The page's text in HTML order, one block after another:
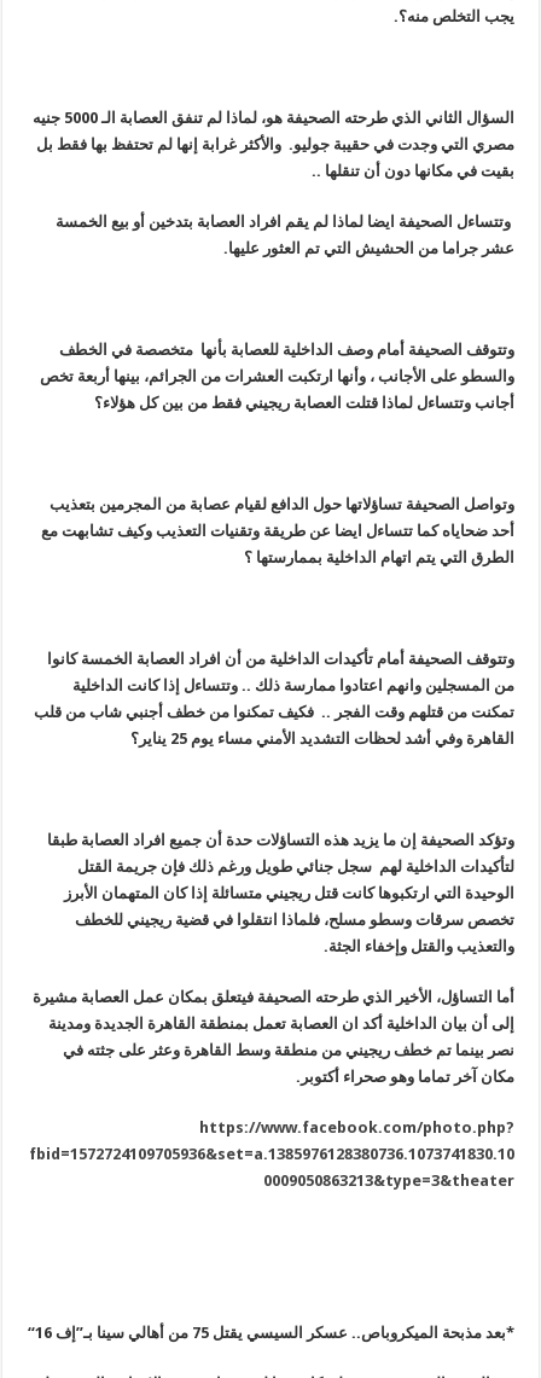
يجب التخلص منه؟.
السؤال الثاني الذي طرحته الصحيفة هو، لماذا لم تنفق العصابة الـ 5000 جنيه
مصري التي وجدت في حقيبة جوليو.والأكثر غرابة إنها لم تحتفظ بها فقط بل
بقيت في مكانها دون أن تنقلها ..
وتتساءل الصحيفة ايضا لماذا لم يقم افراد العصابة بتدخين أو بيع الخمسة
عشر جراما من الحشيش التي تم العثور عليها.
وتتوقف الصحيفة أمام وصف الداخلية للعصابة بأنها متخصصة في الخطف
والسطو على الأجانب ، وأنها ارتكبت العشرات من الجرائم، بينها أربعة تخص
أجانب وتتساءل لماذا قتلت العصابة ريجيني فقط من بين كل هؤلاء؟
وتواصل الصحيفة تساؤلاتها حول الدافع لقيام عصابة من المجرمين بتعذيب
أحد ضحاياه كما تتساءل ايضا عن طريقة وتقنيات التعذيب وكيف تشابهت مع
الطرق التي يتم اتهام الداخلية بممارستها ؟
وتتوقف الصحيفة أمام تأكيدات الداخلية من أن افراد العصابة الخمسة كانوا
من المسجلين وانهم اعتادوا ممارسة ذلك ..وتتساءل إذا كانت الداخلية
تمكنت من قتلهم وقت الفجر .. فكيف تمكنوا من خطف أجنبي شاب من قلب
القاهرة وفي أشد لحظات التشديد الأمني مساء يوم 25 يناير؟
وتؤكد الصحيفة إن ما يزيد هذه التساؤلات حدة أن جميع افراد العصابة طبقا
لتأكيدات الداخلية لهم سجل جنائي طويل ورغم ذلك فإن جريمة القتل
الوحيدة التي ارتكبوها كانت قتل ريجيني متسائلة إذا كان المتهمان الأبرز
تخصص سرقات وسطو مسلح، فلماذا انتقلوا في قضية ريجيني للخطف
والتعذيب والقتل وإخفاء الجثة.
أما التساؤل، الأخير الذي طرحته الصحيفة فيتعلق بمكان عمل العصابة مشيرة
إلى أن بيان الداخلية أكد ان العصابة تعمل بمنطقة القاهرة الجديدة ومدينة
نصر بينما تم خطف ريجيني من منطقة وسط القاهرة وعثر على جثته في
مكان آخر تماما وهو صحراء أكتوبر.
https://www.facebook.com/photo.php?
fbid=1572724109705936&set=a.1385976128380736.1073741830.10
0009050863213&type=3&theater
*بعد مذبحة الميكروباص.. عسكر السيسي يقتل 75 من أهالي سينا بـ”إف 16 “